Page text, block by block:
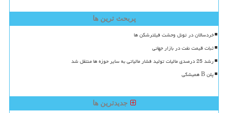
پربحث ترین ها
خردسالان در تونل وحشت فیلترشکن ها
ثبات قیمت نفت در بازار جهانی
رشد 25 درصدی مالیات تولید فشار مالیاتی به سایر حوزه ها منتقل شد
پلن B همیشگی
جدیدترین ها